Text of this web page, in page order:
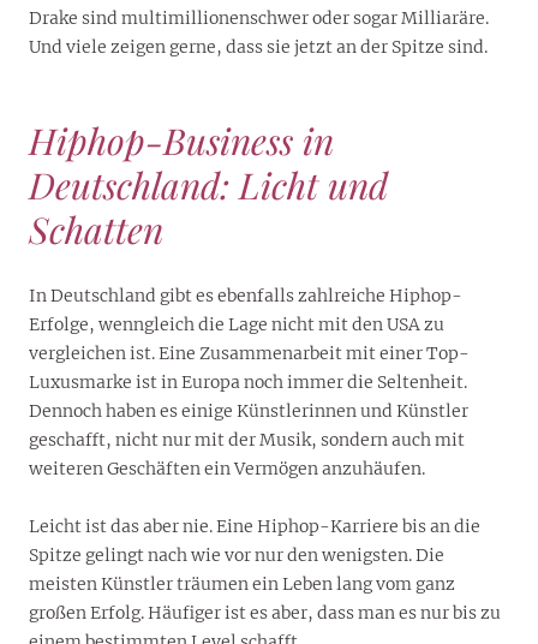
Drake sind multimillionenschwer oder sogar Milliaräre.
Und viele zeigen gerne, dass sie jetzt an der Spitze sind.
Hiphop-Business in
Deutschland: Licht und
Schatten
In Deutschland gibt es ebenfalls zahlreiche Hiphop-
Erfolge, wenngleich die Lage nicht mit den USA zu
vergleichen ist. Eine Zusammenarbeit mit einer Top-
Luxusmarke ist in Europa noch immer die Seltenheit.
Dennoch haben es einige Künstlerinnen und Künstler
geschafft, nicht nur mit der Musik, sondern auch mit
weiteren Geschäften ein Vermögen anzuhäufen.
Leicht ist das aber nie. Eine Hiphop-Karriere bis an die
Spitze gelingt nach wie vor nur den wenigsten. Die
meisten Künstler träumen ein Leben lang vom ganz
großen Erfolg. Häufiger ist es aber, dass man es nur bis zu